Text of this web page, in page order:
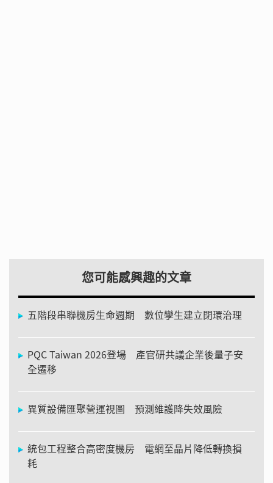
您可能感興趣的文章
五階段串聯機房生命週期 數位孿生建立閉環治理
PQC Taiwan 2026登場 產官研共議企業後量子安
全遷移
異質設備匯聚營運視圖 預測維護降失效風險
統包工程整合高密度機房 電網至晶片降低轉換損
耗